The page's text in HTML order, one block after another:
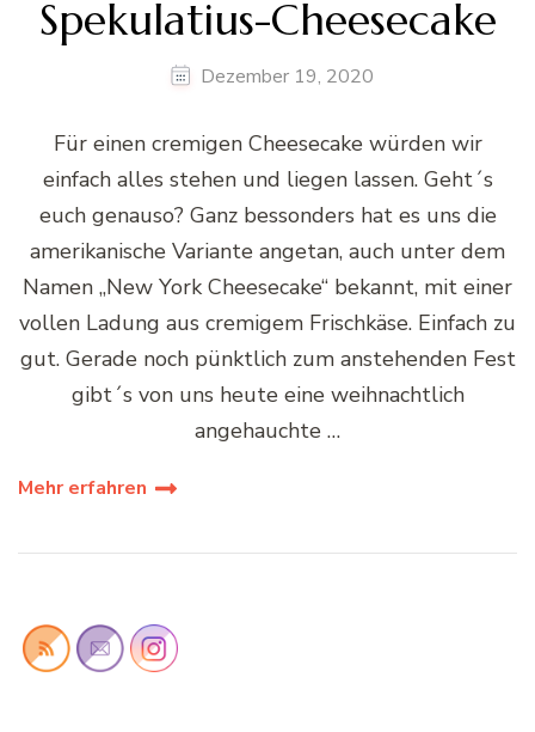
Spekulatius-Cheesecake
Dezember 19, 2020
Für einen cremigen Cheesecake würden wir
einfach alles stehen und liegen lassen. Geht´s
euch genauso? Ganz bessonders hat es uns die
amerikanische Variante angetan, auch unter dem
Namen „New York Cheesecake“ bekannt, mit einer
vollen Ladung aus cremigem Frischkäse. Einfach zu
gut. Gerade noch pünktlich zum anstehenden Fest
gibt´s von uns heute eine weihnachtlich
angehauchte …
Mehr erfahren